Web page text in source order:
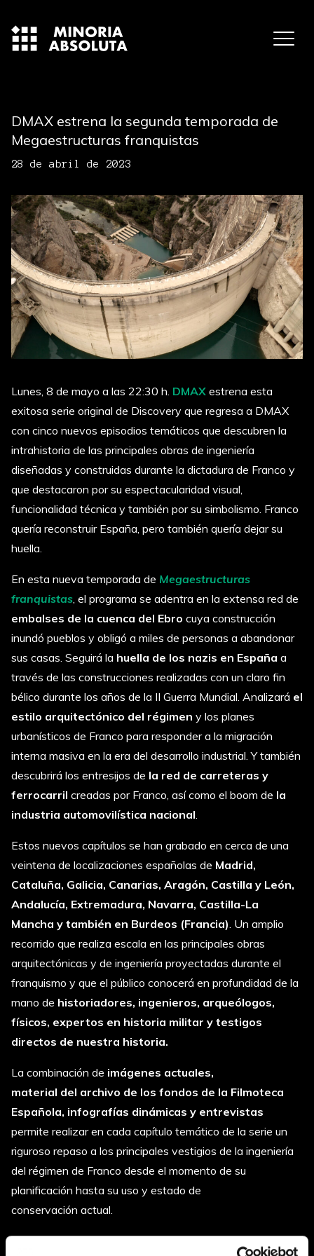
DMAX estrena la segunda temporada de
Megaestructuras franquistas
28 de abril de 2023
Lunes, 8 de mayo a las 22:30 h. DMAX estrena esta
exitosa serie original de Discovery que regresa a DMAX
con cinco nuevos episodios temáticos que descubren la
intrahistoria de las principales obras de ingeniería
diseñadas y construidas durante la dictadura de Franco y
que destacaron por su espectacularidad visual,
funcionalidad técnica y también por su simbolismo. Franco
quería reconstruir España, pero también quería dejar su
huella.
En esta nueva temporada de Megaestructuras
franquistas , el programa se adentra en la extensa red de
embalses de la cuenca del Ebro cuya construcción
inundó pueblos y obligó a miles de personas a abandonar
sus casas. Seguirá la huella de los nazis en España a
través de las construcciones realizadas con un claro fin
bélico durante los años de la II Guerra Mundial. Analizará el
estilo arquitectónico del régimen y los planes
urbanísticos de Franco para responder a la migración
interna masiva en la era del desarrollo industrial. Y también
descubrirá los entresijos de la red de carreteras y
ferrocarril creadas por Franco, así como el boom de la
industria automovilística nacional
Estos nuevos capítulos se han grabado en cerca de una
veintena de localizaciones españolas de Madrid,
Cataluña, Galicia, Canarias, Aragón, Castilla y León,
Andalucía, Extremadura, Navarra, Castilla-La
Mancha y también en Burdeos (Francia) . Un amplio
recorrido que realiza escala en las principales obras
arquitectónicas y de ingeniería proyectadas durante el
franquismo y que el público conocerá en profundidad de la
mano de historiadores, ingenieros, arqueólogos,
físicos, expertos en historia militar y testigos
directos de nuestra historia.
La combinación de imágenes actuales,
material del archivo de los fondos de la Filmoteca
Española, infografías dinámicas y entrevistas
permite realizar en cada capítulo temático de la serie un
riguroso repaso a los principales vestigios de la ingeniería
del régimen de Franco desde el momento de su
planificación hasta su uso y estado de
conservación actual.